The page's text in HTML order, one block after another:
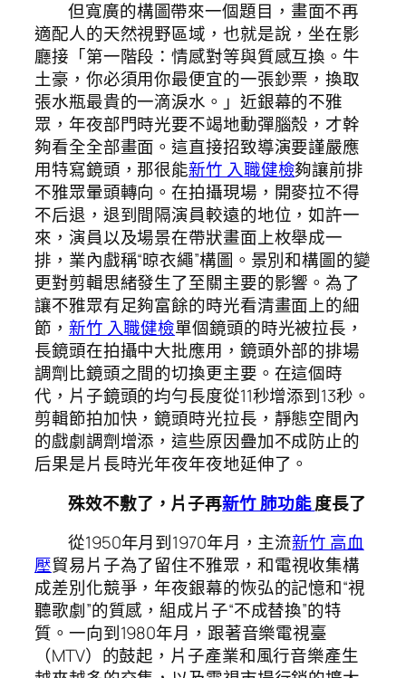
但寬廣的構圖帶來一個題目，畫面不再
適配人的天然視野區域，也就是說，坐在影
廳接「第一階段：情感對等與質感互換。牛
土豪，你必須用你最便宜的一張鈔票，換取
張水瓶最貴的一滴淚水。」近銀幕的不雅
眾，年夜部門時光要不竭地動彈腦殼，才幹
夠看全全部畫面。這直接招致導演要謹嚴應
用特寫鏡頭，那很能新竹 入職健檢夠讓前排
不雅眾暈頭轉向。在拍攝現場，開麥拉不得
不后退，退到間隔演員較遠的地位，如許一
來，演員以及場景在帶狀畫面上枚舉成一
排，業內戲稱“晾衣繩”構圖。景別和構圖的變
更對剪輯思緒發生了至關主要的影響。為了
讓不雅眾有足夠富餘的時光看清畫面上的細
節， 新竹 入職健檢單個鏡頭的時光被拉長，
長鏡頭在拍攝中大批應用，鏡頭外部的排場
調劑比鏡頭之間的切換更主要。在這個時
代，片子鏡頭的均勻長度從11秒增添到13秒。
剪輯節拍加快，鏡頭時光拉長，靜態空間內
的戲劇調劑增添，這些原因疊加不成防止的
后果是片長時光年夜年夜地延伸了。
殊效不敷了，片子再新竹 肺功能度長了
從1950年月到1970年月，主流新竹 高血
壓貿易片子為了留住不雅眾，和電視收集構
成差別化競爭，年夜銀幕的恢弘的記憶和“視
聽歌劇”的質感，組成片子“不成替換”的特
質。一向到1980年月，跟著音樂電視臺
（MTV）的鼓起，片子產業和風行音樂產生